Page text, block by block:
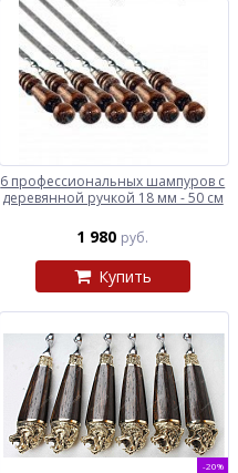
6 профессиональных шампуров с
деревянной ручкой 18 мм - 50 см
1 980 руб.
Купить
-20%